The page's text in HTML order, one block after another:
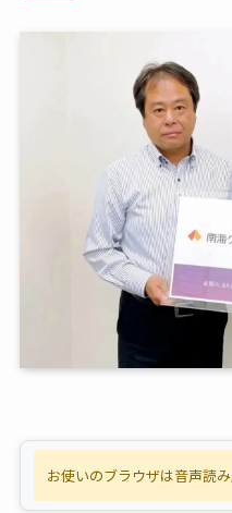
お使いのブラウザは音声読